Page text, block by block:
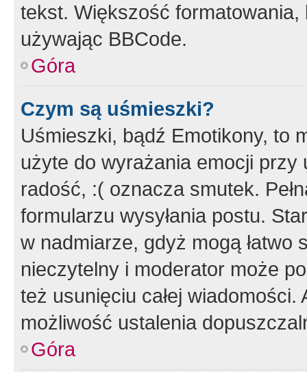
tekst. Większość
używając BBCode.
Góra
Czym są uśmieszki?
Uśmieszki, bądź Emotikony, to
użyte do wyrażania emocji
radość, :( oznacza smutek.
formularzu wysyłania postu.
w nadmiarze, gdyż mogą
nieczytelny i moderator może
też usunięciu całej
możliwość ustalenia
Góra